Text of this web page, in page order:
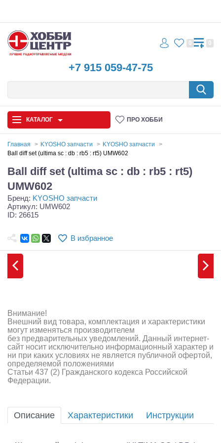
+7 915 059-47-75
0 0
КАТАЛОГ ПРО ХОББИ
Запчасти и аксессуары
Игрушки
Судомодели
Аппаратура и электроника
Аккумуляторы и батарейки
Зарядные устройства и блоки питания
Двигатели
Инструмент,измерительные приборы,расходники
Главная KYOSHO запчасти
KYOSHO запчасти
Ball diff set (ultima sc : db : rb5 : rt5) UMW602
Ball diff set (ultima sc : db : rb5 : rt5)
UMW602
Бренд: KYOSHO запчасти
Артикул: UMW602
ID: 26615
В избранное
Внимание!
Внешний вид товара, комплектация и характеристики
могут изменяться производителем
без предварительных уведомлений. Данный интернет-
сайт носит исключительно информационный характер и
ни при каких условиях не является публичной офертой,
определяемой положениями
Статьи 437 (2) Гражданского кодекса Российской
Федерации.
Описание Характеристики Инструкции